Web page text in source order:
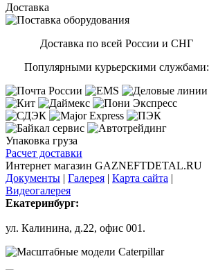
Доставка
Доставка по всей России и СНГ
Популярными курьерскими службами:
Упаковка груза
Расчет доставки
Интернет магазин GAZNEFTDETAL.RU
Документы | Галерея | Карта сайта |
Видеогалерея
Екатеринбург:
ул. Калинина, д.22, офис 001.